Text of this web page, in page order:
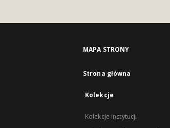
MAPA STRONY
Strona główna
Kolekcje
Kolekcje instytucji